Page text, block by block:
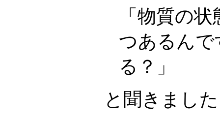
「物質の
つあるん
る？」
と聞きまし